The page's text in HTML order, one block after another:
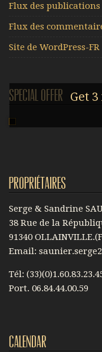
Flux des publications
Flux des
Site de WordPress-FR
Special offer Get
Propriétaires
Serge & Sandrine
38 Rue de la
91340
Email:
Tél:
Port. 06.84.44.00.59
Calendar